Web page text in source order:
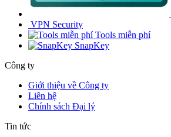
VPN Security
Tools miễn phí
SnapKey
Công ty
Giới thiệu về Công ty
Liên hệ
Chính sách Đại lý
Tin tức